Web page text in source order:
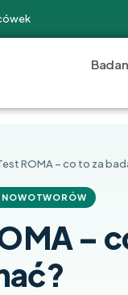
ROMA – co to za
–